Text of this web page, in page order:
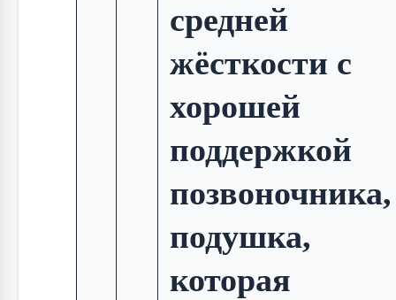
средней
жёсткости с
хорошей
поддержкой
позвоночника,
подушка,
которая